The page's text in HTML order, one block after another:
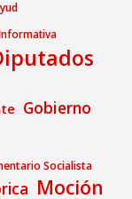
Gobierno
Socialista
Moción